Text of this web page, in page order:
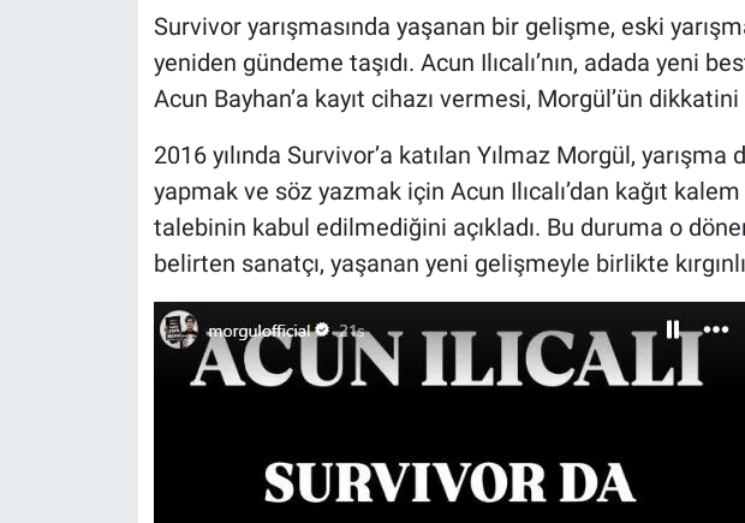
Survivor yarışmasında yaşanan bir gelişme, eski
yeniden gündeme taşıdı. Acun Ilıcalı’nın, adada yeni
Acun Bayhan’a kayıt cihazı vermesi, Morgül’ün
2016 yılında Survivor’a katılan Yılmaz Morgül,
yapmak ve söz yazmak için Acun Ilıcalı’dan kağıt
talebinin kabul edilmediğini açıkladı. Bu duruma o
belirten sanatçı, yaşanan yeni gelişmeyle birlikte